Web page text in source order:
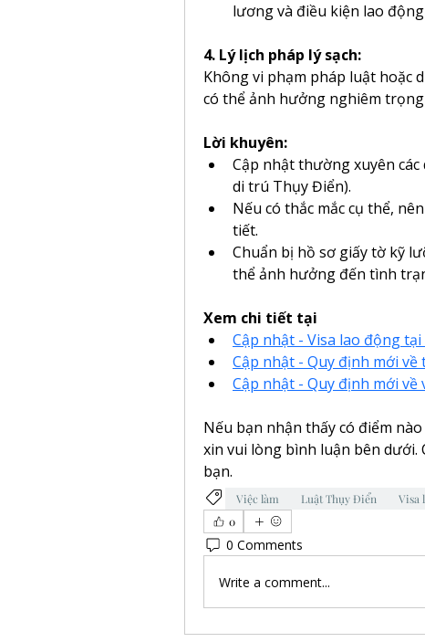
lương và điều kiện lao
4. Lý lịch pháp lý sạch:
Không vi phạm pháp luật hoặc
có thể ảnh hưởng nghiêm
Lời khuyên:
Cập nhật thường xuyên
di trú Thụy Điển).
Nếu có thắc mắc cụ thể,
tiết.
Chuẩn bị hồ sơ giấy tờ kỹ
thể ảnh hưởng đến tình
Xem chi tiết tại
Cập nhật - Visa lao động
Cập nhật - Quy định mới về
Cập nhật - Quy định mới
Nếu bạn nhận thấy có điểm
xin vui lòng bình luận bên
bạn.
Việc làm Luật Thụy Điển
Visa
0
0 Comments
Write a comment...